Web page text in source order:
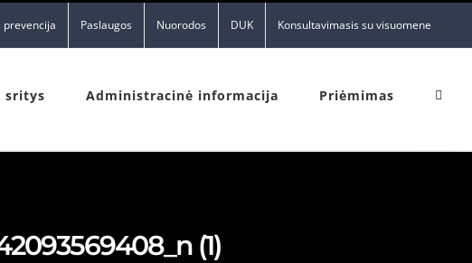
prevencija Paslaugos Nuorodos DUK Konsultavimasis su visuomene
sritys Administracinė informacija Priėmimas
(1)